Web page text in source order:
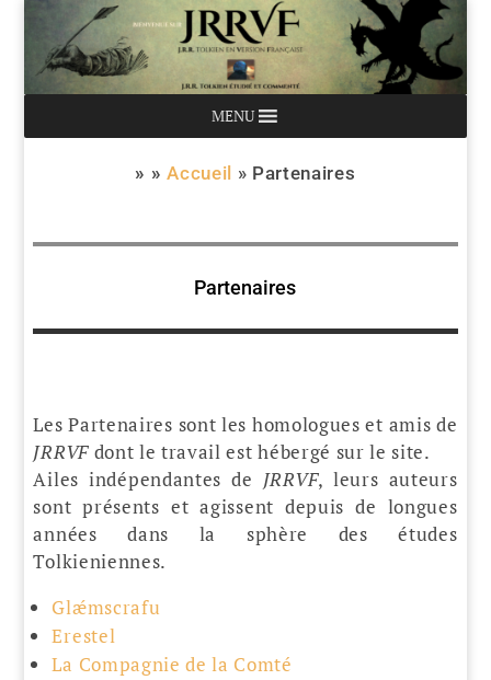
MENU
» » Accueil » Partenaires
Partenaires
Les Partenaires sont les homologues et amis de
JRRVFdont le travail est hébergé sur le site.
Ailes indépendantes de JRRVF, leurs auteurs
sont présents et agissent depuis de longues
années dans la sphère des études
Tolkieniennes.
Glǽmscrafu
Erestel
La Compagnie de la Comté